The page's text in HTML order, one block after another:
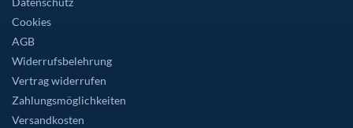
Cookies
AGB
Widerrufsbelehrung
Vertrag widerrufen
Zahlungsmöglichkeiten
Versandkosten